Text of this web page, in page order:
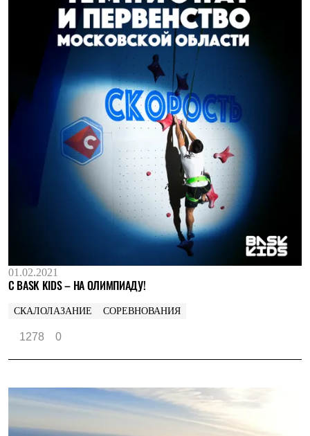
01.02.2021
С BASK KIDS – НА ОЛИМПИАДУ!
СКАЛОЛАЗАНИЕ СОРЕВНОВАНИЯ
1278 0